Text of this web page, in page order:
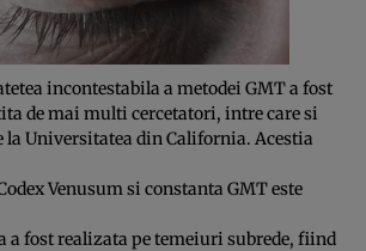
incontestabila a metodei GMT a fost
de mai multi cercetatori, intre care si
la Universitatea din California. Acestia
Venusum si constanta GMT este
a fost realizata pe temeiuri subrede, fiind